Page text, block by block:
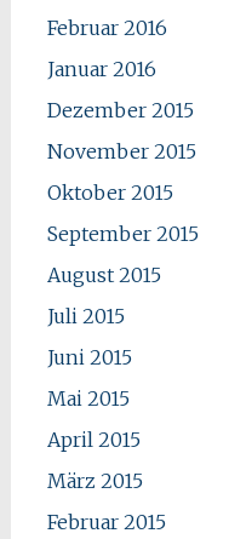
Februar 2016
Januar 2016
Dezember 2015
November 2015
Oktober 2015
September 2015
August 2015
Juli 2015
Juni 2015
Mai 2015
April 2015
März 2015
Februar 2015